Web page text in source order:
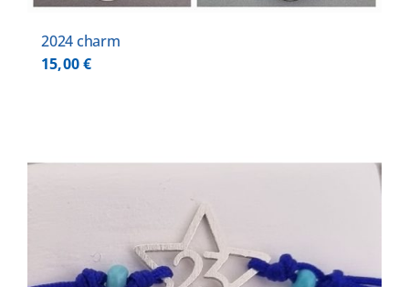
2024 charm
15,00€